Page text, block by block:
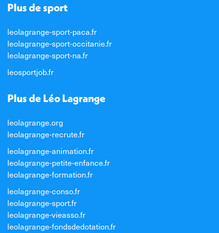
Plus de sport
leolagrange-sport-paca.fr
leolagrange-sport-occitanie.fr
leolagrange-sport-na.fr
leosportjob.fr
Plus de Léo Lagrange
leolagrange.org
leolagrange-recrute.fr
leolagrange-animation.fr
leolagrange-petite-enfance.fr
leolagrange-formation.fr
leolagrange-conso.fr
leolagrange-sport.fr
leolagrange-vieasso.fr
leolagrange-fondsdedotation.fr